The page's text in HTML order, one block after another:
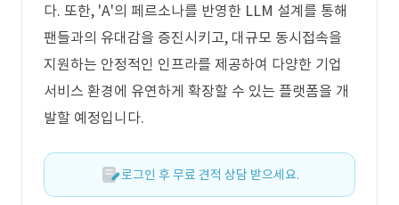
다. 또한, 'A'의 페르소나를 반영한 LLM 설계를 통해
팬들과의 유대감을 증진시키고, 대규모 동시접속을
지원하는 안정적인 인프라를 제공하여 다양한 기업
서비스 환경에 유연하게 확장할 수 있는 플랫폼을 개
발할 예정입니다.
로그인 후 무료 견적 상담 받으세요.